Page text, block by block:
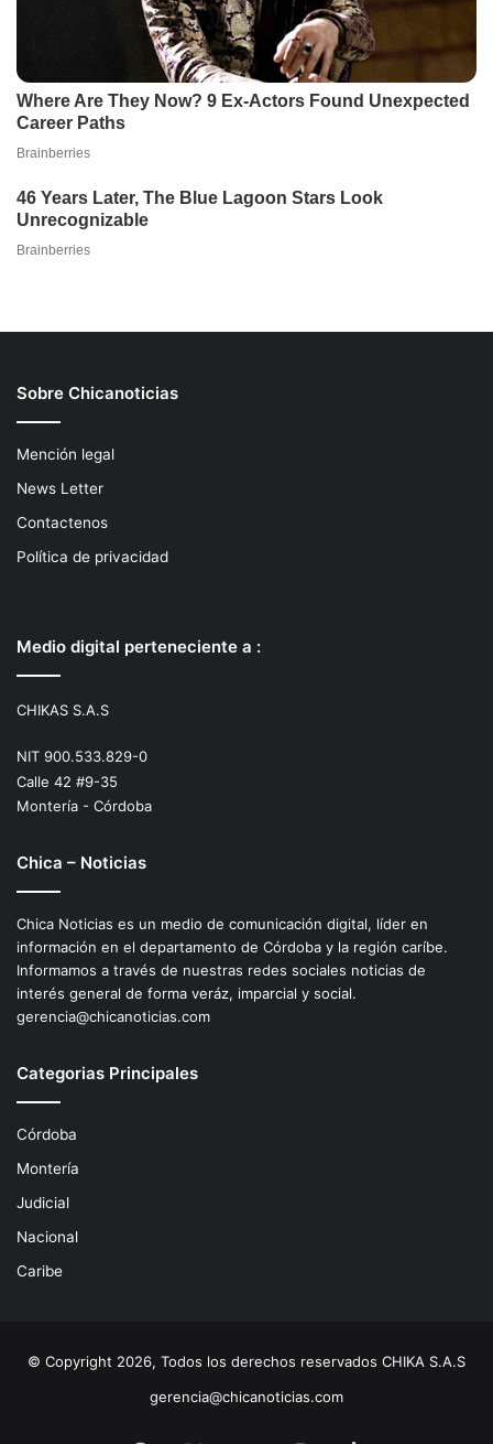
Sobre Chicanoticias
Mención legal
News Letter
Contactenos
Política de privacidad
Medio digital perteneciente a :
CHIKAS S.A.S
NIT 900.533.829-0
Calle 42 #9-35
Montería - Córdoba
Chica – Noticias
Chica Noticias es un medio de comunicación digital, líder en
información en el departamento de Córdoba y la región caríbe.
Informamos a través de nuestras redes sociales noticias de
interés general de forma veráz, imparcial y social.
gerencia@chicanoticias.com
Categorias Principales
Córdoba
Montería
Judicial
Nacional
Caribe
© Copyright 2026, Todos los derechos reservados CHIKA S.A.S
gerencia@chicanoticias.com